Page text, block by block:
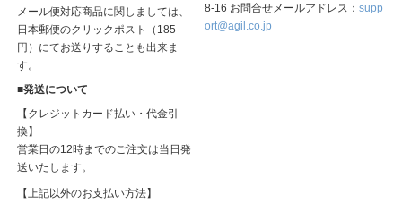
メール便対応商品に関しましては、
日本郵便のクリックポスト（185
円）にてお送りすることも出来ま
す。
■発送について
【クレジットカード払い・代金引
換】
営業日の12時までのご注文は当日発
送いたします。
【上記以外のお支払い方法】
8-16 お問合せメールアドレス：supp
ort@agil.co.jp